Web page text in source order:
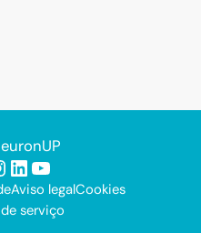
LinkedIn
Youtube
Aviso legalCookies
serviço